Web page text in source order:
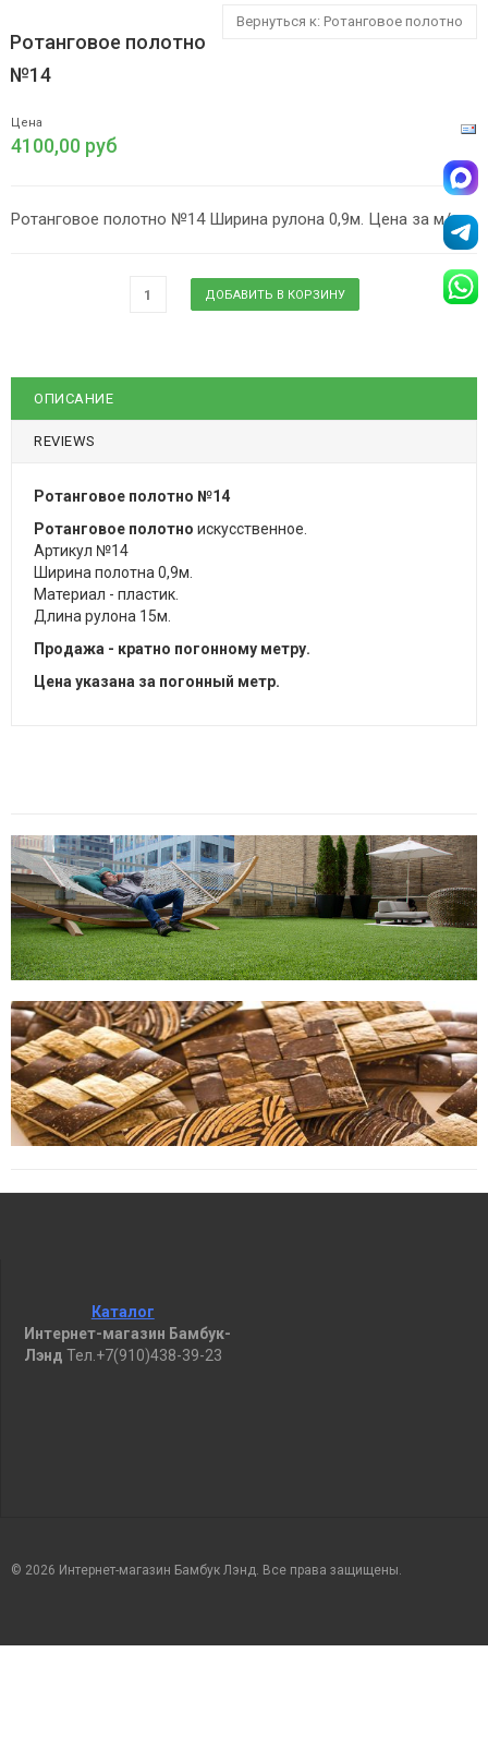
Вернуться к: Ротанговое полотно
Ротанговое полотно
№14
Цена
4100,00 руб
Ротанговое полотно №14 Ширина рулона 0,9м. Цена за м/п.
ОПИСАНИЕ
REVIEWS
Ротанговое полотно №14
Ротанговое полотно искусственное.
Артикул №14
Ширина полотна 0,9м.
Материал - пластик.
Длина рулона 15м.
Продажа - кратно погонному метру.
Цена указана за погонный метр.
Каталог
Интернет-магазин Бамбук-
Лэнд Тел.+7(910)438-39-23
© 2026 Интернет-магазин Бамбук Лэнд. Все права защищены.